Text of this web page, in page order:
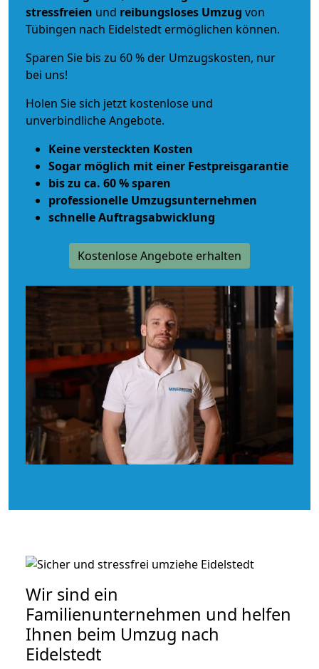
stressfreien und reibungsloses Umzug von
Tübingen nach Eidelstedt ermöglichen können.
Sparen Sie bis zu 60 % der Umzugskosten, nur
bei uns!
Holen Sie sich jetzt kostenlose und
unverbindliche Angebote.
Keine versteckten Kosten
Sogar möglich mit einer Festpreisgarantie
bis zu ca. 60 % sparen
professionelle Umzugsunternehmen
schnelle Auftragsabwicklung
Kostenlose Angebote erhalten
Wir sind ein
Familienunternehmen und helfen
Ihnen beim Umzug nach
Eidelstedt